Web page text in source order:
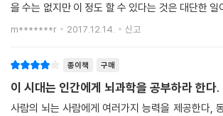
을 수는 없지만 이 정도 할 수 있다는 것은 대단한
람 누구에게나 사서 주고 싶을 정도이다. 박문호 박
m*******r 2017.12.14. 신고
종이책 구매
이 시대는 인간에게 뇌과학을 공부하라 한다.
사람의 뇌는 사람에게 여러가지 능력을 제공한다,